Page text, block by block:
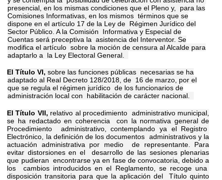
presencial, en los mismas condiciones que el Pleno y, para las
Comisiones Informativas, en los mismos términos que se
dispone en el artículo 17 de la Ley de Régimen Jurídico del
Sector Público. A la Comisión Informativa y Especial de
Cuentas será preceptiva la asistencia del Interventor. Se
modifica el artículo sobre la moción de censura al Alcalde para
adaptarlo a la Ley Electoral General.
El Título VI, sobre las funciones públicas necesarias se ha
adaptado al Real Decreto 128/2018, de 16 de marzo, por el
que se regula el régimen jurídico de los funcionarios de
administración local con habilitación de carácter nacional.
El Título VII, relativo al procedimiento administrativo municipal,
se ha redactado en coherencia con la normativa general de
Procedimiento administrativo, contemplando ya el Registro
Electrónico, la definición de los documentos administrativos y la
actuación administrativa por medio de representante. Para
evitar distorsiones en el desarrollo de las sesiones plenarias
que pudieran encontrarse ya en fase de convocatoria, debido a
los cambios introducidos en el Reglamento, se recoge una
disposición transitoria para que la aplicación del Título quinto